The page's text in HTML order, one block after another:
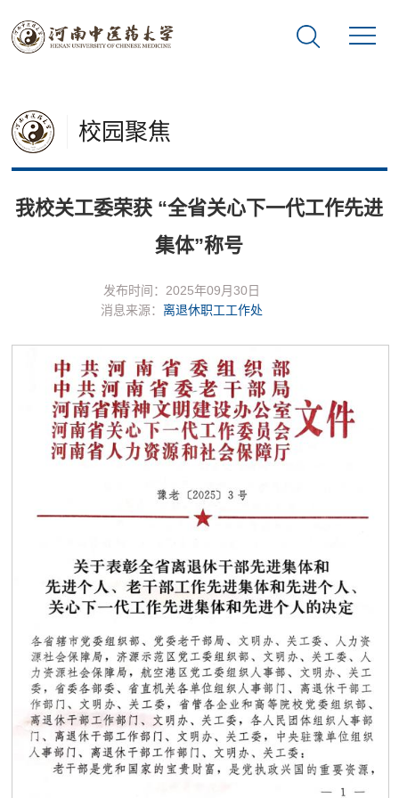
校园聚焦
我校关工委荣获 “全省关心下一代工作先进
集体”称号
发布时间：2025年09月30日
消息来源： 离退休职工工作处